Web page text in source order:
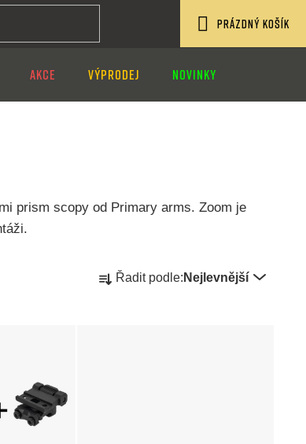
KOŠÍK
PRÁZDNÝ KOŠÍK
AKCE VÝPRODEJ NOVINKY
prism scopy od Primary arms. Zoom je
Ř Řadit podle: Nejlevnější